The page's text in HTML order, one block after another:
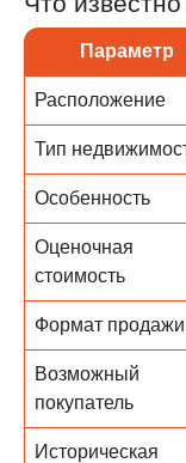
Параметр
Расположение
Тип
Особенность
Оценочная
стоимость
Формат продажи
Возможный
покупатель
Историческая